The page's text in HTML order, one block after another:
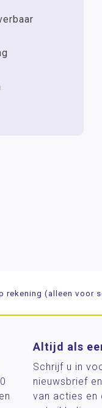
rekening (alleen voor
Altijd als
Schrijf u in
nieuwsbrief
van acties en